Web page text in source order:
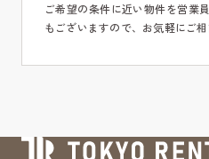
ご希望の条件に近い物件を営業
もございますので、お気軽にご相